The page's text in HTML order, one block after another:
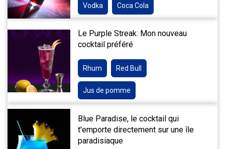
Vodka Coca Cola
Le Purple Streak: Mon nouveau
cocktail préféré
Rhum Red Bull
Jus de pomme
Blue Paradise, le cocktail qui
t'emporte directement sur une île
paradisiaque